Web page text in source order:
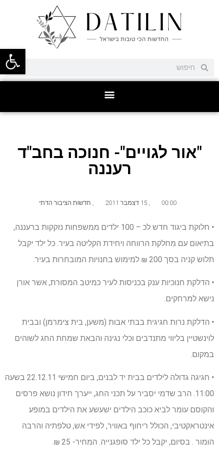
פתח
"אור לגויים"- חנוכה בחב"ד
רעננה
00:00
, 15 דצמבר 2011 , חדשות הציבור הדתי
• חלוקת ביגוד חדש לכ – 100 ילדים ממשפחות נזקקות ברעננה,
בתיאום עם מחלקת הרווחה ויחידת הקליטה בעיר. כל ילד יקבל
תלוש קניה בסך 200 ₪ למימוש בחנויות המובחרות בעיר.
• הדלקת חנוכיות ענק בכניסות לעיר כמיטב המסורת, אשר אורן
נישא למרחקים.
• הדלקת נרות חגיגית בבתי אבות (משען, בית צימרמן) ובבית
לוינשטיין בליווי מתנדבים וכלי נגינה והבאת שמחת החג לשוהים
במקום.
• חגיגה גדולה לילדים בבית יד לבנים, ביום חמישי 22.12.11 בשעה
11:00. הרב שדמי יסביר על תכני החג, ייערך חידון נושא פרסים
והקוסם עומר לביא כוכב הילדים ישעשע את הילדים במופע
אינטראקטיבי, הכולל ריחוף באוויר, לפידי אש, טלפתיה והרבה
הומור . בסיום, יקבל כל ילד סופגנייה. המחיר- 25 ₪.